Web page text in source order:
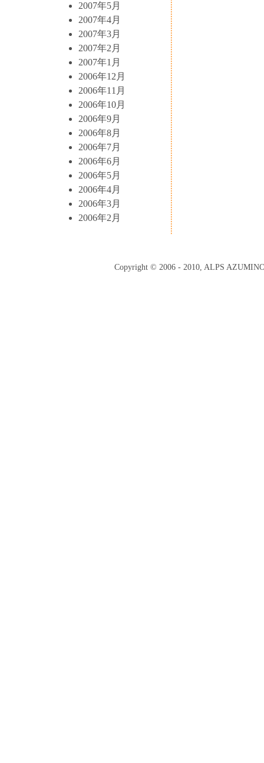
2007年5月
2007年4月
2007年3月
2007年2月
2007年1月
2006年12月
2006年11月
2006年10月
2006年9月
2006年8月
2006年7月
2006年6月
2006年5月
2006年4月
2006年3月
2006年2月
Copyright © 2006 - 2010, ALPS